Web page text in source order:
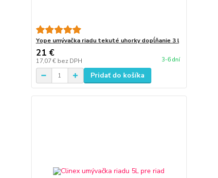
Yope umývačka riadu tekuté uhorky dopĺňanie 3 l
21 €
17,07 € bez DPH 3-6 dní
Pridať do košíka